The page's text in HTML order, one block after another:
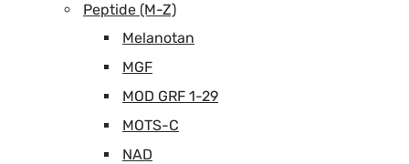
Peptide (M-Z)
Melanotan
MGF
MOD GRF 1-29
MOTS-C
NAD